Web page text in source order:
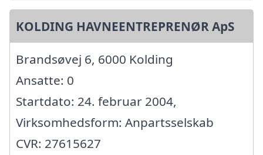
KOLDING HAVNEENTREPRENØR ApS
Brandsøvej 6, 6000 Kolding
Ansatte: 0
Startdato: 24. februar 2004,
Virksomhedsform: Anpartsselskab
CVR: 27615627